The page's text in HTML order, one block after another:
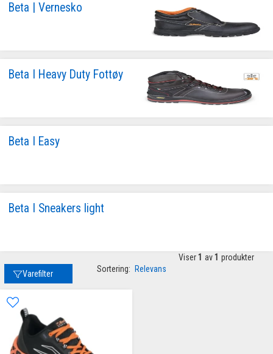
Beta | Vernesko
Beta I Heavy Duty Fottøy
Beta I Easy
Beta I Sneakers light
Varefilter Sortering: Relevans
Viser 1 av 1 produkter